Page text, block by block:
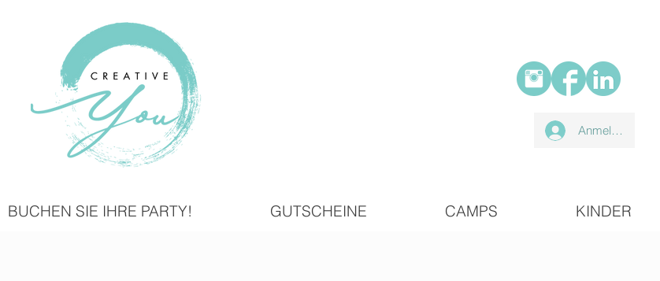
Anmelden
BUCHEN SIE IHRE PARTY! GUTSCHEINE CAMPS KINDER